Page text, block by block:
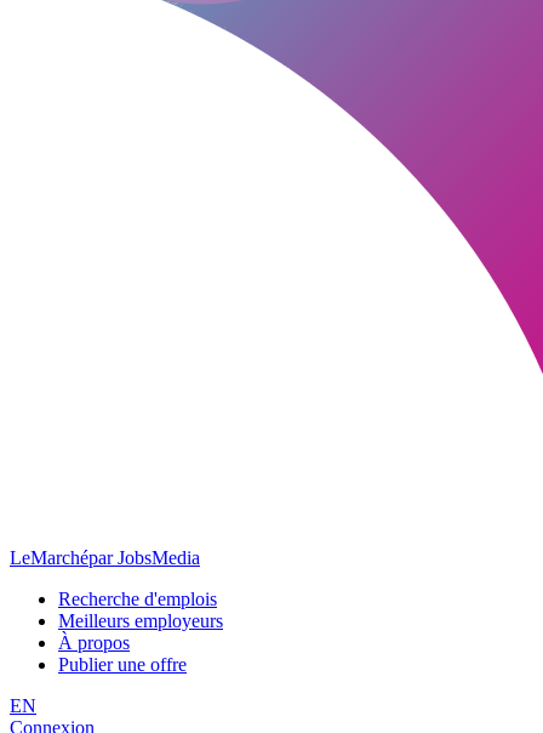
LeMarchépar JobsMedia
Recherche d'emplois
Meilleurs employeurs
À propos
Publier une offre
EN
Connexion